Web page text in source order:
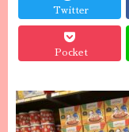
Twitter
Pocket